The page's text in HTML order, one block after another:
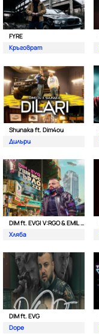
FYRE
Кръговрат
Shunaka ft. Dim4ou
Дилъри
DIM ft. EVG| V:RGO & EMIL TRF
Хляба
DIM ft. EVG
Dope